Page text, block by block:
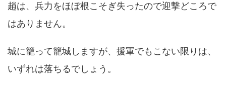
趙は、兵力をほぼ根こそぎ失ったので迎撃どころで
はありません。
城に籠って籠城しますが、援軍でもこない限りは、
いずれは落ちるでしょう。